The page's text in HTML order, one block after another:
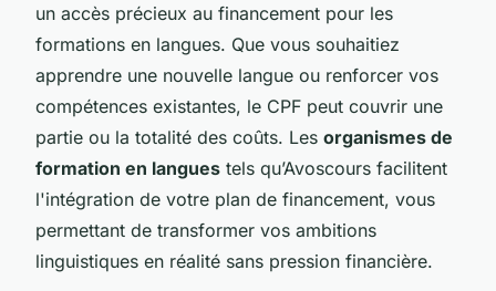
un accès précieux au financement pour les
formations en langues. Que vous souhaitiez
apprendre une nouvelle langue ou renforcer vos
compétences existantes, le CPF peut couvrir une
partie ou la totalité des coûts. Les organismes de
formation en langues tels qu’Avoscours facilitent
l'intégration de votre plan de financement, vous
permettant de transformer vos ambitions
linguistiques en réalité sans pression financière.